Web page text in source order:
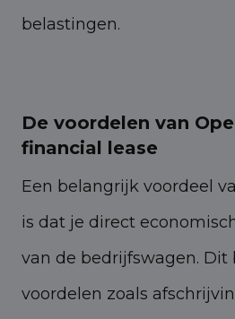
belastingen.
De voordelen van
financial lease
Een belangrijk voordeel
is dat je direct
van de bedrijfswagen. Dit
voordelen zoals